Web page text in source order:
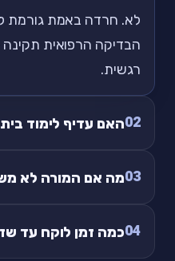
לא. חרדה באמת גורמת
הבדיקה הרפואית
רגשית.
02האם עדיף לימוד
03מה אם המורה לא
04כמה זמן לוקח עד